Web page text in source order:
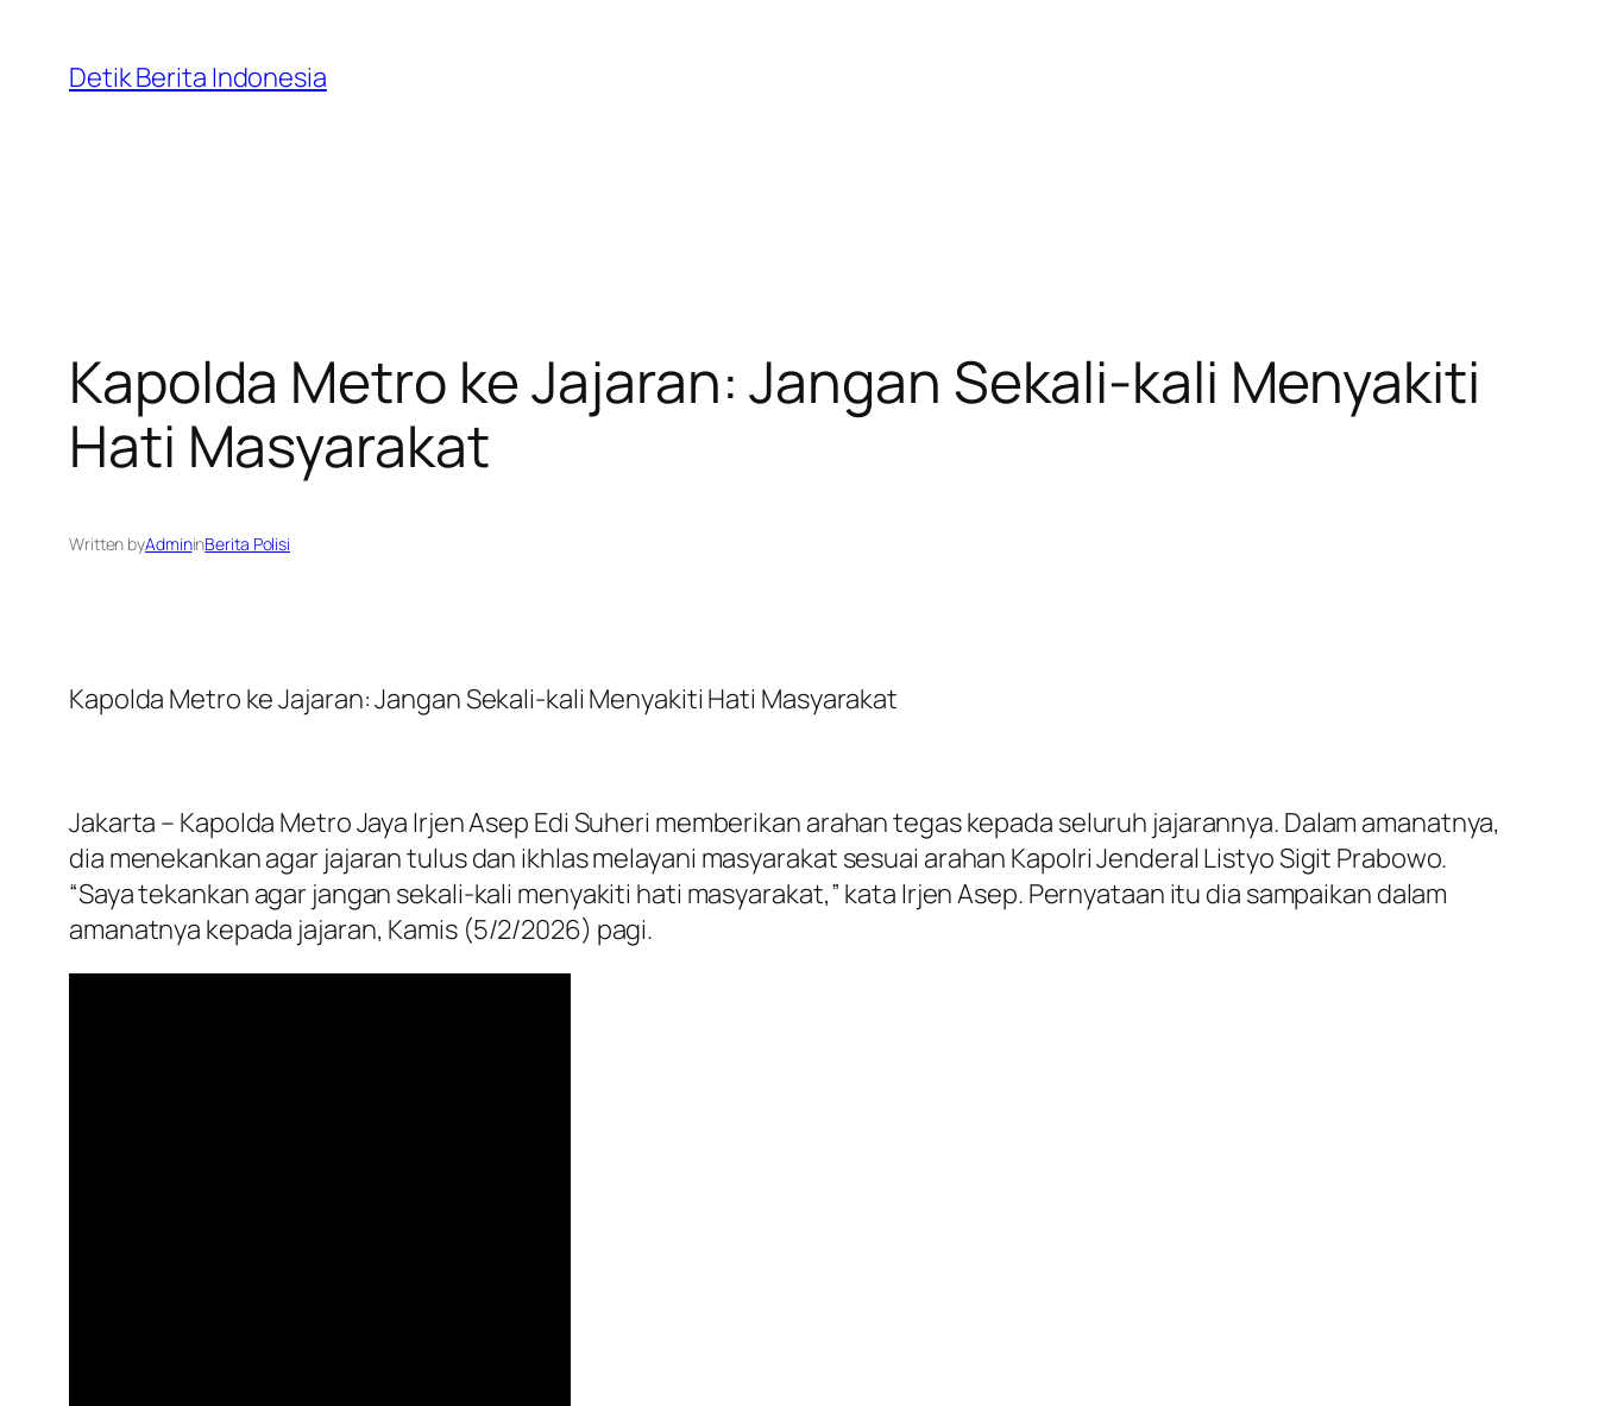
content
Detik Berita Indonesia
Kapolda Metro ke Jajaran: Jangan Sekali-kali Menyakiti
Hati Masyarakat
Written byAdmininBerita Polisi
Kapolda Metro ke Jajaran: Jangan Sekali-kali Menyakiti Hati Masyarakat
Jakarta – Kapolda Metro Jaya Irjen Asep Edi Suheri memberikan arahan tegas kepada seluruh jajarannya. Dalam amanatnya,
dia menekankan agar jajaran tulus dan ikhlas melayani masyarakat sesuai arahan Kapolri Jenderal Listyo Sigit Prabowo.
“Saya tekankan agar jangan sekali-kali menyakiti hati masyarakat,” kata Irjen Asep. Pernyataan itu dia sampaikan dalam
amanatnya kepada jajaran, Kamis (5/2/2026) pagi.